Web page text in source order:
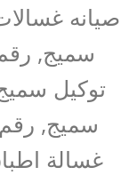
صيانه
سميج,
توكيل
سميج,
غسالة